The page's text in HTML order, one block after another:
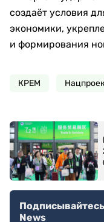
создаёт условия
экономики,
и формирования
КРЕМ
News